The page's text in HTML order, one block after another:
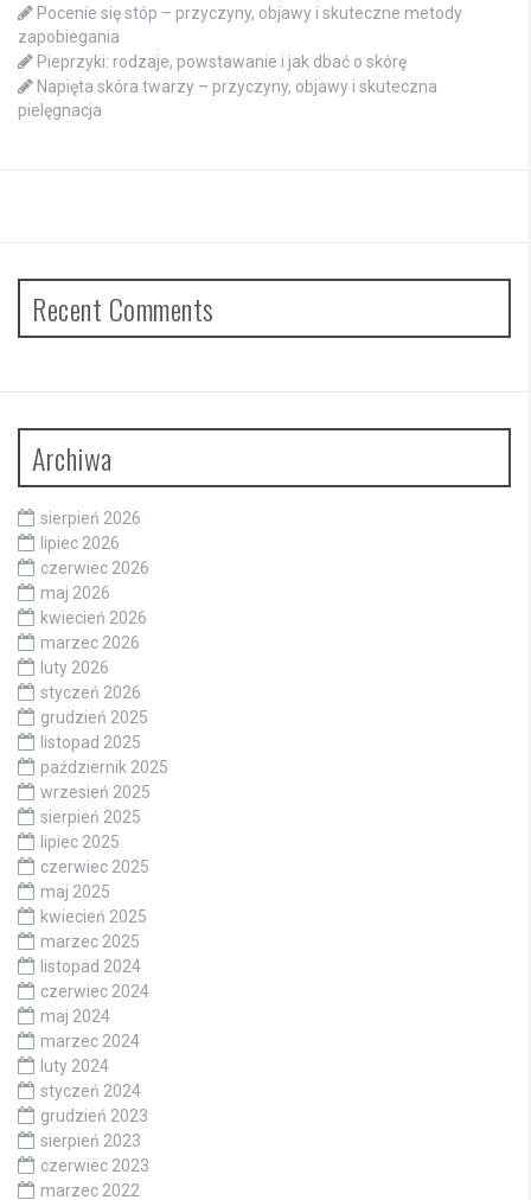
Pocenie się stóp – przyczyny, objawy i skuteczne metody
zapobiegania
Pieprzyki: rodzaje, powstawanie i jak dbać o skórę
Napięta skóra twarzy – przyczyny, objawy i skuteczna
pielęgnacja
Recent Comments
Archiwa
sierpień 2026
lipiec 2026
czerwiec 2026
maj 2026
kwiecień 2026
marzec 2026
luty 2026
styczeń 2026
grudzień 2025
listopad 2025
październik 2025
wrzesień 2025
sierpień 2025
lipiec 2025
czerwiec 2025
maj 2025
kwiecień 2025
marzec 2025
listopad 2024
czerwiec 2024
maj 2024
marzec 2024
luty 2024
styczeń 2024
grudzień 2023
sierpień 2023
czerwiec 2023
marzec 2022